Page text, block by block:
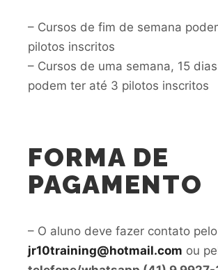
– Cursos de fim de semana
pilotos inscritos
– Cursos de uma semana, 15
podem ter até 3 pilotos inscritos
FORMA DE
PAGAMENTO
– O aluno deve fazer contato
jr10training@hotmail.com ou